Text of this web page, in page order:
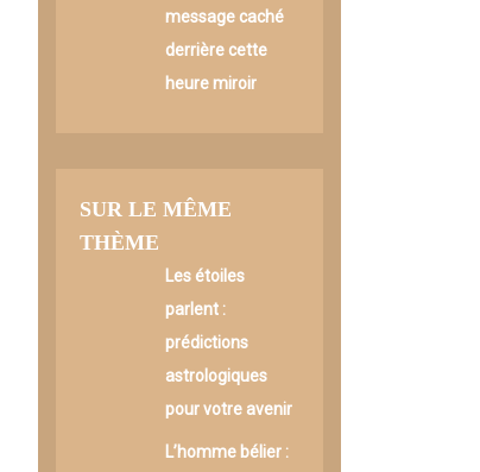
message caché
derrière cette
heure miroir
SUR LE MÊME
THÈME
Les étoiles
parlent :
prédictions
astrologiques
pour votre avenir
L’homme bélier :